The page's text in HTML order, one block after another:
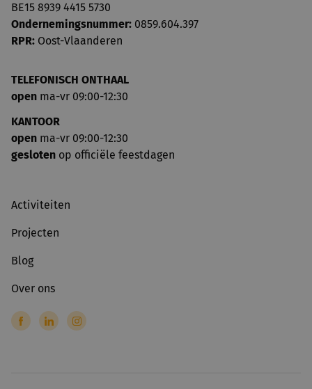
BE15 8939 4415 5730
Ondernemingsnummer: 0859.604.397
RPR: Oost-Vlaanderen
TELEFONISCH ONTHAAL
open ma-vr 09:00-12:30
KANTOOR
open ma-vr 09:00-12:30
gesloten op officiële feestdagen
Activiteiten
Projecten
Blog
Over ons